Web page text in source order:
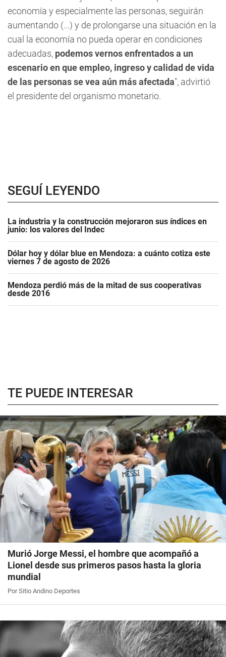
economía y especialmente las personas, seguirán
aumentando (...) y de prolongarse una situación en la
cual la economía no pueda operar en condiciones
adecuadas, podemos vernos enfrentados a un
escenario en que empleo, ingreso y calidad de vida
de las personas se vea aún más afectada", advirtió
el presidente del organismo monetario.
SEGUÍ LEYENDO
La industria y la construcción mejoraron sus índices en
junio: los valores del Indec
Dólar hoy y dólar blue en Mendoza: a cuánto cotiza este
viernes 7 de agosto de 2026
Mendoza perdió más de la mitad de sus cooperativas
desde 2016
TE PUEDE INTERESAR
Murió Jorge Messi, el hombre que acompañó a
Lionel desde sus primeros pasos hasta la gloria
mundial
Por Sitio Andino Deportes